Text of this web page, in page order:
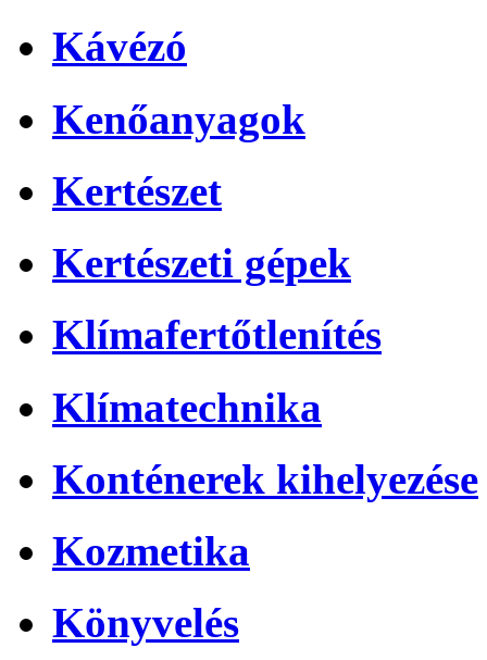
Kávézó
Kenőanyagok
Kertészet
Kertészeti gépek
Klímafertőtlenítés
Klímatechnika
Konténerek kihelyezése
Kozmetika
Könyvelés